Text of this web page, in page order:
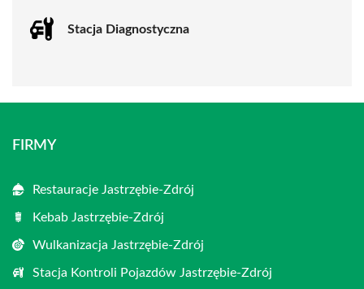
Stacja Diagnostyczna
FIRMY
Restauracje Jastrzębie-Zdrój
Kebab Jastrzębie-Zdrój
Wulkanizacja Jastrzębie-Zdrój
Stacja Kontroli Pojazdów Jastrzębie-Zdrój